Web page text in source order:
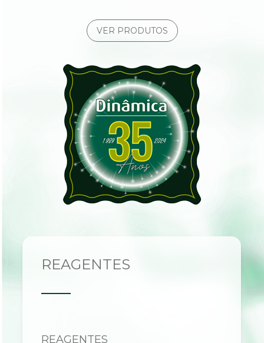
VER PRODUTOS
REAGENTES
REAGENTES